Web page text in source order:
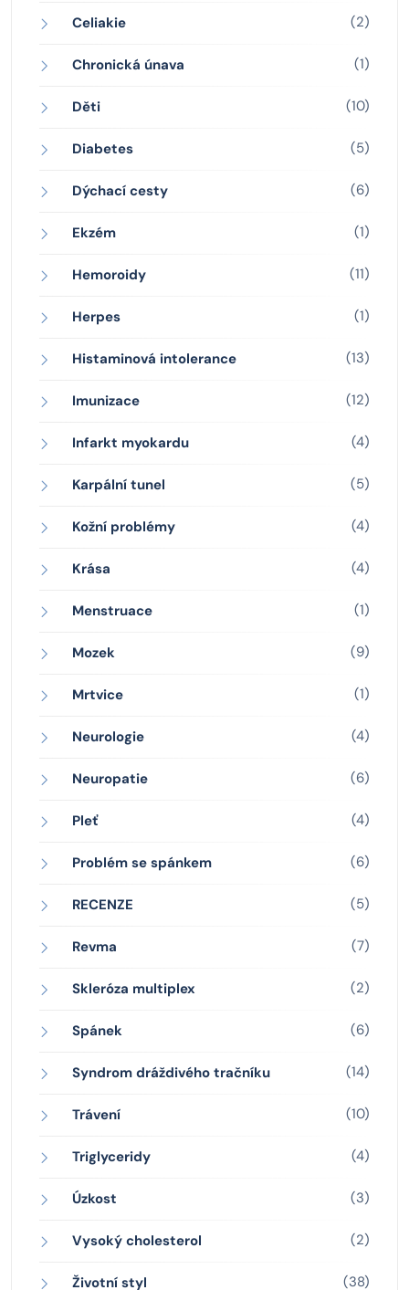
Celiakie (2)
Chronická únava (1)
Děti (10)
Diabetes (5)
Dýchací cesty (6)
Ekzém (1)
Hemoroidy (11)
Herpes (1)
Histaminová intolerance (13)
Imunizace (12)
Infarkt myokardu (4)
Karpální tunel (5)
Kožní problémy (4)
Krása (4)
Menstruace (1)
Mozek (9)
Mrtvice (1)
Neurologie (4)
Neuropatie (6)
Pleť (4)
Problém se spánkem (6)
RECENZE (5)
Revma (7)
Skleróza multiplex (2)
Spánek (6)
Syndrom dráždivého tračníku (14)
Trávení (10)
Triglyceridy (4)
Úzkost (3)
Vysoký cholesterol (2)
Životní styl (38)